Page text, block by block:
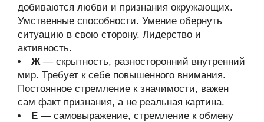
добиваются любви и признания окружающих.
Умственные способности. Умение обернуть
ситуацию в свою сторону. Лидерство и
активность.
Ж— скрытность, разносторонний внутренний
мир. Требует к себе повышенного внимания.
Постоянное стремление к значимости, важен
сам факт признания, а не реальная картина.
Е — самовыражение, стремление к обмену